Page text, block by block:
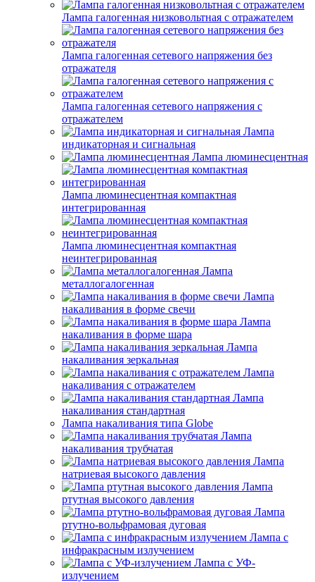
Лампа галогенная низковольтная с отражателем
Лампа галогенная сетевого напряжения без
отражателя
Лампа галогенная сетевого напряжения с
отражателем
Лампа
индикаторная и сигнальная
Лампа люминесцентная
Лампа люминесцентная компактная
интегрированная
Лампа люминесцентная компактная
неинтегрированная
Лампа
металлогалогенная
Лампа
накаливания в форме свечи
Лампа
накаливания в форме шара
Лампа
накаливания зеркальная
Лампа
накаливания с отражателем
Лампа
накаливания стандартная
Лампа накаливания типа Globe
Лампа
накаливания трубчатая
Лампа
натриевая высокого давления
Лампа
ртутная высокого давления
Лампа
ртутно-вольфрамовая дуговая
Лампа с
инфракрасным излучением
Лампа с УФ-
излучением